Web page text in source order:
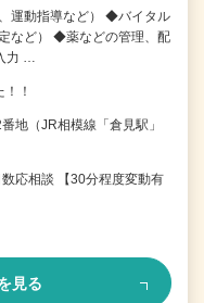
運動指導など） ◆バイタル
など） ◆薬などの管理、配
力 …
！
地（JR相模線「倉見駅」
応相談 【30分程度変動有
見る